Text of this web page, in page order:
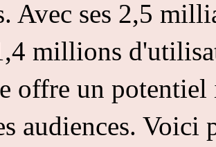
Avec ses 2,5
millions
offre un potentiel
audiences. Voici